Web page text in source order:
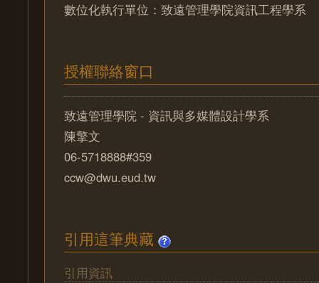
數位化執行單位：致遠管理學院資訊工程學系
授權聯絡窗口
致遠管理學院 - 資訊與多媒體設計學系
陳擎文
06-5718888#359
ccw@dwu.eud.tw
引用這筆典藏
引用資訊